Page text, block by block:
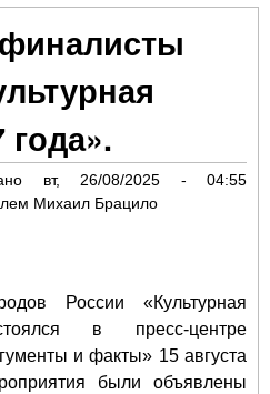
года».
вт, 26/08/2025 - 04:55
Михаил Брацило
России «Культурная
в пресс-центре
и факты» 15 августа
были объявлены